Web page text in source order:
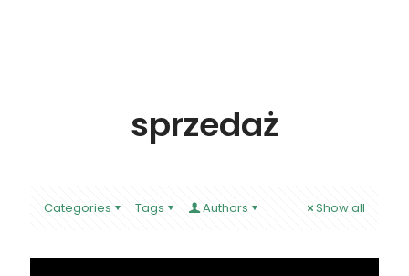
sprzedaż
Categories Tags Authors Show all